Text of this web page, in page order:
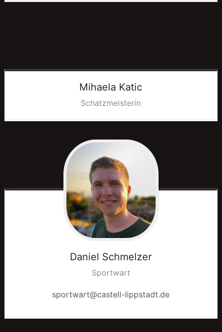
Mihaela Katic
Schatzmeisterin
Daniel Schmelzer
Sportwart
sportwart@castell-lippstadt.de